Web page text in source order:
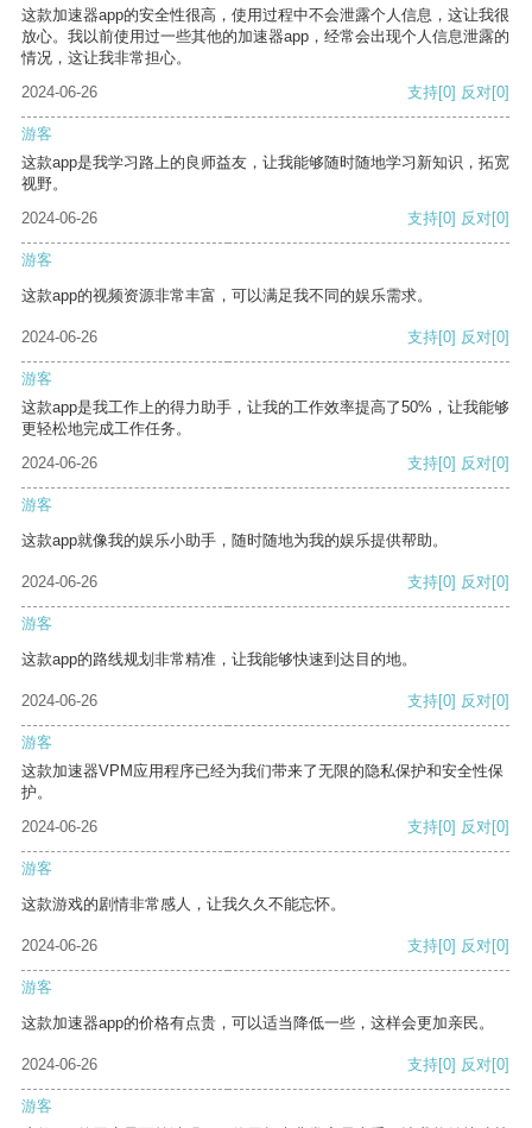
这款加速器app的安全性很高，使用过程中不会泄露个人信息，这让我很
放心。我以前使用过一些其他的加速器app，经常会出现个人信息泄露的
情况，这让我非常担心。
2024-06-26
支持[0] 反对[0]
游客
这款app是我学习路上的良师益友，让我能够随时随地学习新知识，拓宽
视野。
2024-06-26
支持[0] 反对[0]
游客
这款app的视频资源非常丰富，可以满足我不同的娱乐需求。
2024-06-26 支持[0] 反对[0]
游客
这款app是我工作上的得力助手，让我的工作效率提高了50%，让我能够
更轻松地完成工作任务。
2024-06-26
支持[0] 反对[0]
游客
这款app就像我的娱乐小助手，随时随地为我的娱乐提供帮助。
2024-06-26 支持[0] 反对[0]
游客
这款app的路线规划非常精准，让我能够快速到达目的地。
2024-06-26 支持[0] 反对[0]
游客
这款加速器VPM应用程序已经为我们带来了无限的隐私保护和安全性保
护。
2024-06-26
支持[0] 反对[0]
游客
这款游戏的剧情非常感人，让我久久不能忘怀。
2024-06-26 支持[0] 反对[0]
游客
这款加速器app的价格有点贵，可以适当降低一些，这样会更加亲民。
2024-06-26 支持[0] 反对[0]
游客